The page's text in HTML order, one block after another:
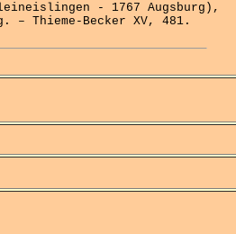
- 1767 Augsburg),
– Thieme-Becker XV, 481.